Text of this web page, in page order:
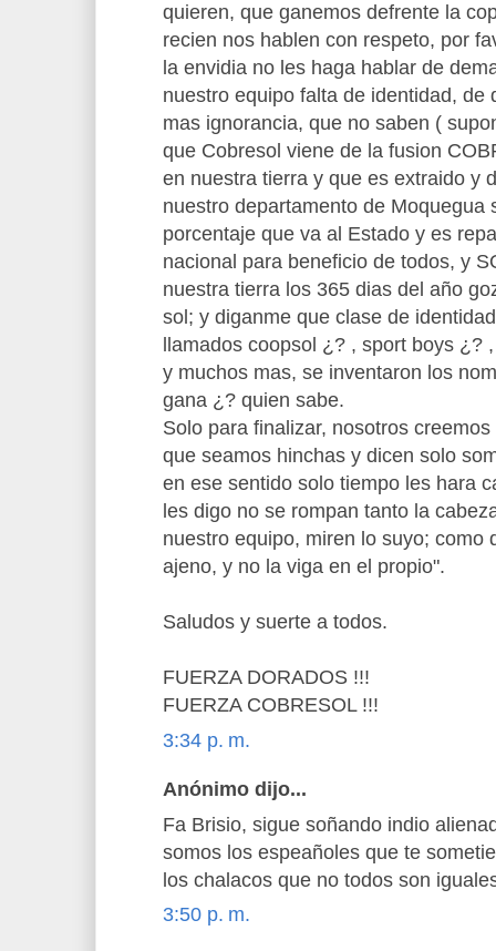
quieren, que ganemos defrente la
recien nos hablen con respeto, por
la envidia no les haga hablar de
nuestro equipo falta de identidad, de
mas ignorancia, que no saben (
que Cobresol viene de la fusion
en nuestra tierra y que es extraido y
nuestro departamento de Moquegua
porcentaje que va al Estado y es
nacional para beneficio de todos, y
nuestra tierra los 365 dias del año
sol; y diganme que clase de
llamados coopsol ¿? , sport boys ¿?
y muchos mas, se inventaron los
gana ¿? quien sabe.
Solo para finalizar, nosotros
que seamos hinchas y dicen solo
en ese sentido solo tiempo les hara
les digo no se rompan tanto la
nuestro equipo, miren lo suyo; como
ajeno, y no la viga en el propio".
Saludos y suerte a todos.
FUERZA DORADOS !!!
FUERZA COBRESOL !!!
3:34 p. m.
Anónimo dijo...
Fa Brisio, sigue soñando indio
somos los espeañoles que te
los chalacos que no todos son
3:50 p. m.